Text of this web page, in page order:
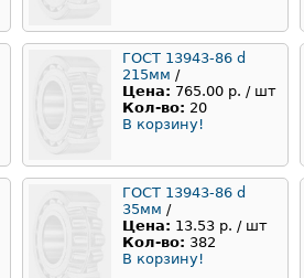
ГОСТ 13943-86 d
215мм /
Цена: 765.00 р. / шт
Кол-во: 20
В корзину!
ГОСТ 13943-86 d
35мм /
Цена: 13.53 р. / шт
Кол-во: 382
В корзину!